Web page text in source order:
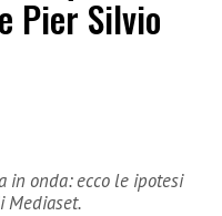
Pier Silvio
in onda: ecco le ipotesi
Mediaset.